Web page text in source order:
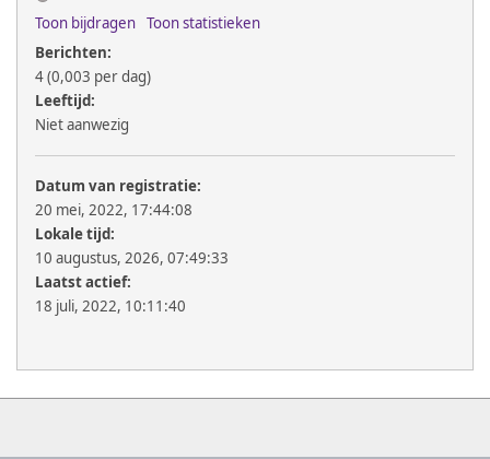
Toon bijdragen Toon statistieken
Berichten:
4 (0,003 per dag)
Leeftijd:
Niet aanwezig
Datum van registratie:
20 mei, 2022, 17:44:08
Lokale tijd:
10 augustus, 2026, 07:49:33
Laatst actief:
18 juli, 2022, 10:11:40